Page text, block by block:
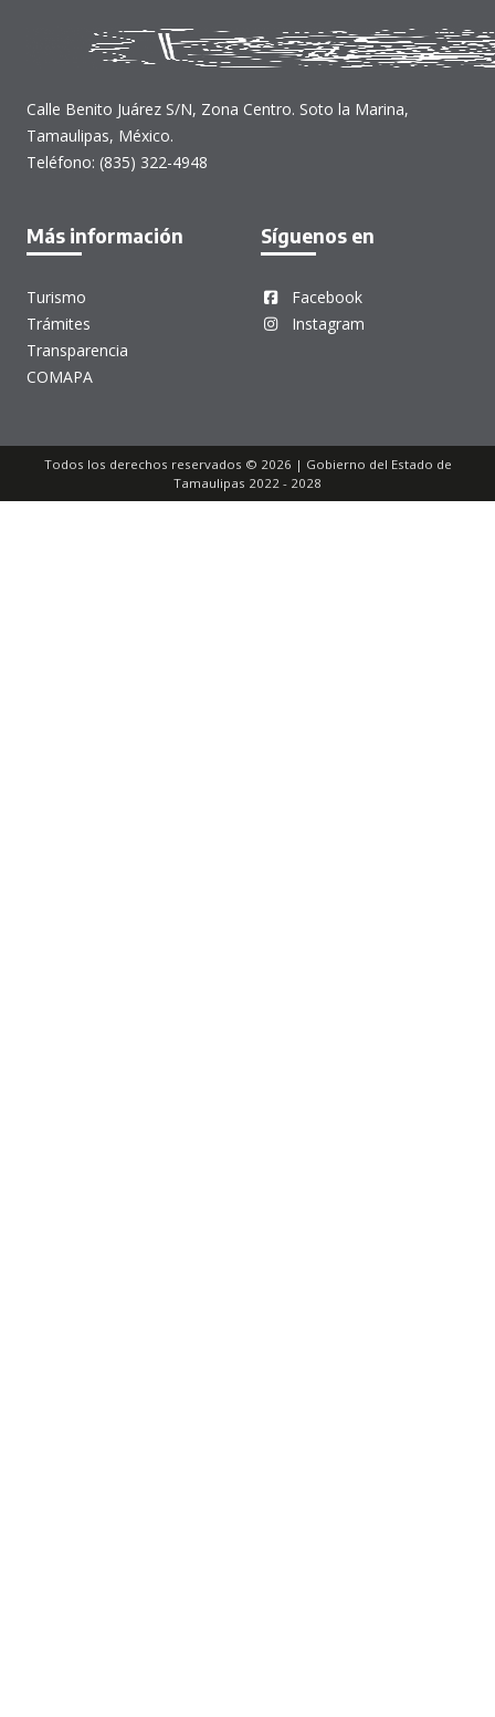
Calle Benito Juárez S/N, Zona Centro. Soto la Marina,
Tamaulipas, México.
Teléfono: (835) 322-4948
Más información
Turismo
Trámites
Transparencia
COMAPA
Síguenos en
Facebook
Instagram
Todos los derechos reservados © 2026 | Gobierno del Estado de
Tamaulipas 2022 - 2028